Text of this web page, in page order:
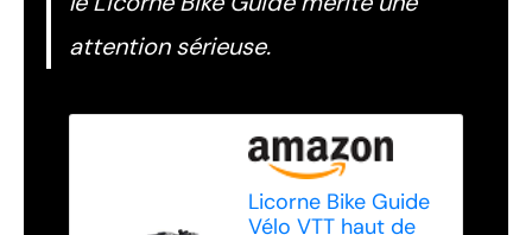
attention sérieuse.
Licorne Bike Guide
Vélo VTT haut de